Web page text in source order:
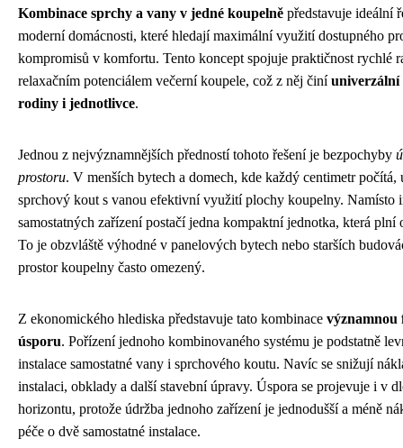
Kombinace sprchy a vany v jedné koupelně představuje ideální
moderní domácnosti, které hledají maximální využití dostupného
kompromisů v komfortu. Tento koncept spojuje praktičnost rychlé
relaxačním potenciálem večerní koupele, což z něj činí
rodiny i jednotlivce.
Jednou z nejvýznamnějších předností tohoto řešení je bezpochyby
prostoru. V menších bytech a domech, kde každý centimetr počítá,
sprchový kout s vanou efektivní využití plochy koupelny. Namísto
samostatných zařízení postačí jedna kompaktní jednotka, která plní
To je obzvláště výhodné v panelových bytech nebo starších
prostor koupelny často omezený.
Z ekonomického hlediska představuje tato kombinace významnou
úsporu. Pořízení jednoho kombinovaného systému je podstatně
instalace samostatné vany i sprchového koutu. Navíc se snižují
instalaci, obklady a další stavební úpravy. Úspora se projevuje i v
horizontu, protože údržba jednoho zařízení je jednodušší a méně
péče o dvě samostatné instalace.